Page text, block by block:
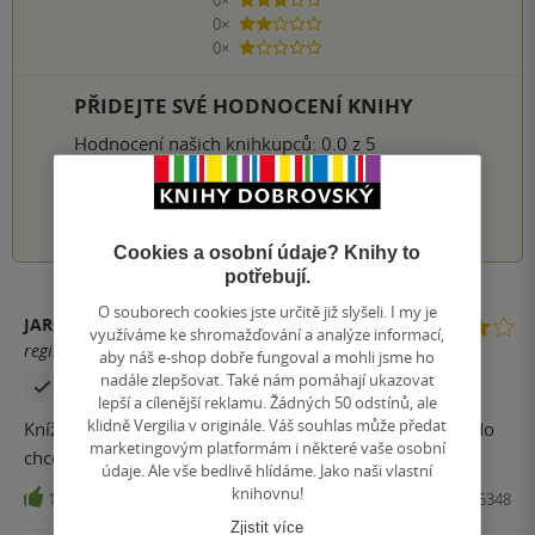
0×
2 hvězdičky
0×
1 hvezdička
PŘIDEJTE SVÉ HODNOCENÍ KNIHY
Hodnocení našich knihkupců: 0.0 z 5
1 2 3 4 5
JAROSLAVA ZIERISOVÁ
registrovaný uživatel
Zakoupil produkt
Knížku mám rozečtenou, určitě doporučuji každému, kdo
chce od života více
14.5 Kniha, Beta Dobrovský, 2013, 9788073065348
Cookies a osobní údaje? Knihy to
potřebují.
O souborech cookies jste určitě již slyšeli. I my je
využíváme ke shromažďování a analýze informací,
aby náš e-shop dobře fungoval a mohli jsme ho
nadále zlepšovat. Také nám pomáhají ukazovat
lepší a cílenější reklamu. Žádných 50 odstínů, ale
klidně Vergilia v originále. Váš souhlas může předat
marketingovým platformám i některé vaše osobní
údaje. Ale vše bedlivě hlídáme. Jako naši vlastní
knihovnu!
Zjistit více